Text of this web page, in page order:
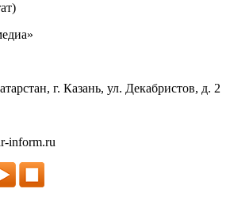
г. Казань, ул. Декабристов, д. 2
inform.ru